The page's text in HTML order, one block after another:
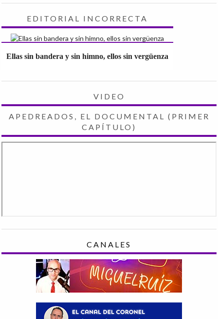
EDITORIAL INCORRECTA
Ellas sin bandera y sin himno, ellos sin vergüenza
VIDEO
APEDREADOS, EL DOCUMENTAL (PRIMER
CAPÍTULO)
CANALES